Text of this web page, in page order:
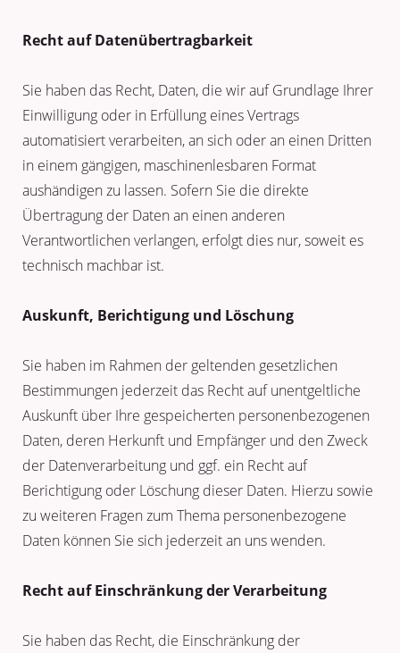
Recht auf Datenübertragbarkeit
Sie haben das Recht, Daten, die wir auf Grundlage Ihrer
Einwilligung oder in Erfüllung eines Vertrags
automatisiert verarbeiten, an sich oder an einen Dritten
in einem gängigen, maschinenlesbaren Format
aushändigen zu lassen. Sofern Sie die direkte
Übertragung der Daten an einen anderen
Verantwortlichen verlangen, erfolgt dies nur, soweit es
technisch machbar ist.
Auskunft, Berichtigung und Löschung
Sie haben im Rahmen der geltenden gesetzlichen
Bestimmungen jederzeit das Recht auf unentgeltliche
Auskunft über Ihre gespeicherten personenbezogenen
Daten, deren Herkunft und Empfänger und den Zweck
der Datenverarbeitung und ggf. ein Recht auf
Berichtigung oder Löschung dieser Daten. Hierzu sowie
zu weiteren Fragen zum Thema personenbezogene
Daten können Sie sich jederzeit an uns wenden.
Recht auf Einschränkung der Verarbeitung
Sie haben das Recht, die Einschränkung der